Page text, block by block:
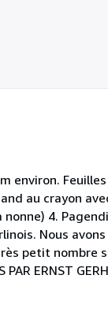
environ.
au crayon
4.
Nous
petit nombre
ERNST